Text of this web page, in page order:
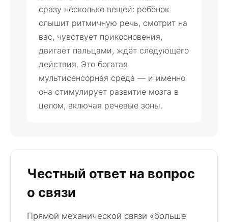
сразу несколько вещей: ребёнок
слышит ритмичную речь, смотрит на
вас, чувствует прикосновения,
двигает пальцами, ждёт следующего
действия. Это богатая
мультисенсорная среда — и именно
она стимулирует развитие мозга в
целом, включая речевые зоны.
Честный ответ на вопрос
о связи
Прямой механической связи «больше